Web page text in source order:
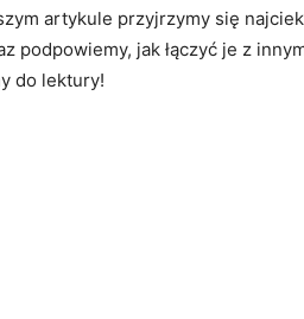
artykule przyjrzymy⁤ się‍
jak ⁣łączyć je z‍
do⁣ lektury!